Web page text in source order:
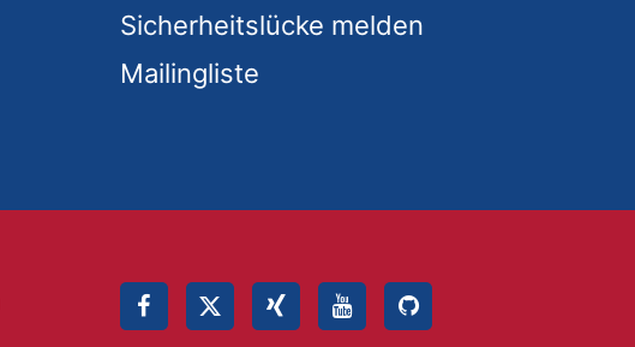
Sicherheitslücke melden
Mailingliste